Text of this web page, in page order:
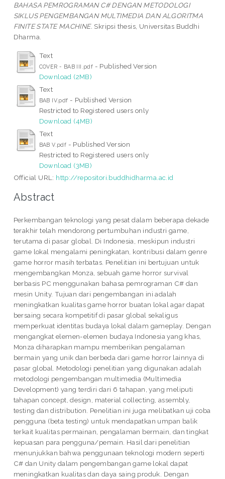
BAHASA PEMROGRAMAN C# DENGAN METODOLOGI
SIKLUS PENGEMBANGAN MULTIMEDIA DAN ALGORITMA
FINITE STATE MACHINE. Skripsi thesis, Universitas Buddhi
Dharma.
Text
COVER - BAB III.pdf - Published Version
Download (2MB)
Text
BAB IV.pdf - Published Version
Restricted to Registered users only
Download (4MB)
Text
BAB V.pdf - Published Version
Restricted to Registered users only
Download (3MB)
Official URL: http://repositori.buddhidharma.ac.id
Abstract
Perkembangan teknologi yang pesat dalam beberapa dekade
terakhir telah mendorong pertumbuhan industri game,
terutama di pasar global. Di Indonesia, meskipun industri
game lokal mengalami peningkatan, kontribusi dalam genre
game horror masih terbatas. Penelitian ini bertujuan untuk
mengembangkan Monza, sebuah game horror survival
berbasis PC menggunakan bahasa pemrograman C# dan
mesin Unity. Tujuan dari pengembangan ini adalah
meningkatkan kualitas game horror buatan lokal agar dapat
bersaing secara kompetitif di pasar global sekaligus
memperkuat identitas budaya lokal dalam gameplay. Dengan
mengangkat elemen-elemen budaya Indonesia yang khas,
Monza diharapkan mampu memberikan pengalaman
bermain yang unik dan berbeda dari game horror lainnya di
pasar global. Metodologi penelitian yang digunakan adalah
metodologi pengembangan multimedia (Multimedia
Development) yang terdiri dari 6 tahapan, yang meliputi
tahapan concept, design, material collecting, assembly,
testing dan distribution. Penelitian ini juga melibatkan uji coba
pengguna (beta testing) untuk mendapatkan umpan balik
terkait kualitas permainan, pengalaman bermain, dan tingkat
kepuasan para pengguna/pemain. Hasil dari penelitian
menunjukkan bahwa penggunaan teknologi modern seperti
C# dan Unity dalam pengembangan game lokal dapat
meningkatkan kualitas dan daya saing produk. Dengan